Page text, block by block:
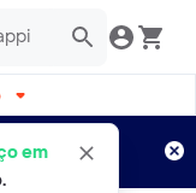
em
.
Aplicam T&C